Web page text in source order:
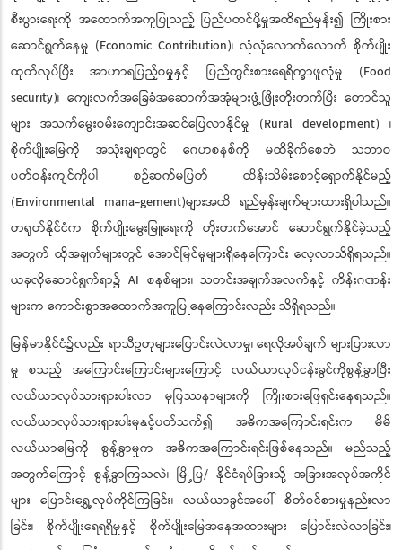
စီးပွားရေးကို အထောက်အကူပြုသည့် ပြည်ပတင်ပို့မှုအထိရည်မှန်း၍ ကြိုးစား
ဆောင်ရွက်နေမှု (Economic Contribution)၊ လုံလုံလောက်လောက် စိုက်ပျိုး
ထုတ်လုပ်ပြီး အာဟာရပြည့်ဝမှုနှင့် ပြည်တွင်းစားရေရိက္ခာဖူလုံမှု (Food
security)၊ ကျေးလက်အခြေခံအဆောက်အအုံများဖွံ့ဖြိုးတိုးတက်ပြီး တောင်သူ
များ အသက်မွေးဝမ်းကျောင်းအဆင်ပြေလာနိုင်မှု (Rural development) ၊
စိုက်ပျိုးမြေကို အသုံးချရာတွင် ဂေဟစနစ်ကို မထိခိုက်စေဘဲ သဘာဝ
ပတ်ဝန်းကျင်ကိုပါ စဉ်ဆက်မပြတ် ထိန်းသိမ်းစောင့်ရှောက်နိုင်မည့်
(Environmental mana-gement)များအထိ ရည်မှန်းချက်များထားရှိပါသည်။
တရုတ်နိုင်ငံက စိုက်ပျိုးမွေးမြူရေးကို တိုးတက်အောင် ဆောင်ရွက်နိုင်ခဲ့သည့်
အတွက် ထိုအချက်များတွင် အောင်မြင်မှုများရှိနေကြောင်း လေ့လာသိရှိရသည်။
ယခုလိုဆောင်ရွက်ရာ၌ AI စနစ်များ၊ သတင်းအချက်အလက်နှင့် ကိန်းဂဏန်း
များက ကောင်းစွာအထောက်အကူပြုနေကြောင်းလည်း သိရှိရသည်။
မြန်မာနိုင်ငံ၌လည်း ရာသီဥတုများပြောင်းလဲလာမှု၊ ရေလိုအပ်ချက် များပြားလာ
မှု စသည့် အကြောင်းကြောင်းများကြောင့် လယ်ယာလုပ်ငန်းခွင်ကိုစွန့်ခွာပြီး
လယ်ယာလုပ်သားရှားပါးလာ မှုပြဿနာများကို ကြိုးစားဖြေရှင်းနေရသည်။
လယ်ယာလုပ်သားရှားပါးမှုနှင့်ပတ်သက်၍ အဓိကအကြောင်းရင်းက မိမိ
လယ်ယာမြေကို စွန့်ခွာမှုက အဓိကအကြောင်းရင်းဖြစ်နေသည်။ မည်သည့်
အတွက်ကြောင့် စွန့်ခွာကြသလဲ၊ မြို့ပြ/ နိုင်ငံရပ်ခြားသို့ အခြားအလုပ်အကိုင်
များ ပြောင်းရွှေ့လုပ်ကိုင်ကြခြင်း၊ လယ်ယာခွင်အပေါ် စိတ်ဝင်စားမှုနည်းလာ
ခြင်း၊ စိုက်ပျိုးရေရရှိမှုနှင့် စိုက်ပျိုးမြေအနေအထားများ ပြောင်းလဲလာခြင်း၊